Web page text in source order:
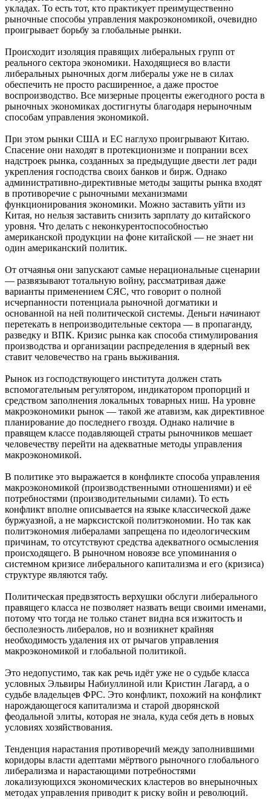
укладах. То есть тот, кто практикует преимущественно
рыночные способы управления макроэкономикой, очевидно
проигрывает борьбу за глобальные рынки.
Происходит изоляция правящих либеральных групп от
реального сектора экономики. Находящиеся во власти
либеральных рыночных догм либералы уже не в силах
обеспечить не просто расширенное, а даже простое
воспроизводство. Все мизерные проценты ежегодного роста в
рыночных экономиках достигнуты благодаря нерыночным
способам управления экономикой.
При этом рынки США и ЕС наглухо проигрывают Китаю.
Спасение они находят в протекционизме и попрании всех
надстроек рынка, созданных за предыдущие двести лет ради
укрепления господства своих банков и бирж. Однако
административно-директивные методы защиты рынка входят
в противоречие с рыночными механизмами
функционирования экономики. Можно заставить уйти из
Китая, но нельзя заставить снизить зарплату до китайского
уровня. Что делать с неконкурентоспособностью
американской продукции на фоне китайской — не знает ни
один американский политик.
От отчаянья они запускают самые нерациональные сценарии
— развязывают тотальную войну, рассматривая даже
варианты применением СЯС, что говорит о полной
исчерпанности потенциала рыночной догматики и
основанной на ней политической системы. Деньги начинают
перетекать в непроизводительные сектора — в пропаганду,
разведку и ВПК. Кризис рынка как способа стимулирования
производства и организации распределения в ядерный век
ставит человечество на грань выживания.
Рынок из господствующего института должен стать
вспомогательным регулятором, индикатором пропорций и
средством заполнения локальных товарных ниш. На уровне
макроэкономики рынок — такой же атавизм, как директивное
планирование до последнего гвоздя. Однако наличие в
правящем классе подавляющей страты рыночников мешает
человечеству перейти на адекватные методы управления
макроэкономикой.
В политике это выражается в конфликте способа управления
макроэкономикой (производственными отношениями) и её
потребностями (производительными силами). То есть
конфликт вполне описывается на языке классической даже
буржуазной, а не марксистской политэкономии. Но так как
политэкономия либералами запрещена по идеологическим
причинам, то отсутствуют средства адекватного осмысления
происходящего. В рыночном новоязе все упоминания о
системном кризисе либерального капитализма и его (кризиса)
структуре являются табу.
Политическая предвзятость верхушки обслуги либерального
правящего класса не позволяет назвать вещи своими именами,
потому что тогда не только станет видна вся изжитость и
бесполезность либералов, но и возникнет крайняя
необходимость удаления их от рычагов управления
макроэкономикой и глобальной политикой.
Это недопустимо, так как речь идёт уже не о судьбе класса
условных Эльвиры Набиуллиной или Кристин Лагард, а о
судьбе владельцев ФРС. Это конфликт, похожий на конфликт
нарождающегося капитализма и старой дворянской
феодальной элиты, которая не знала, куда себя деть в новых
условиях хозяйствования.
Тенденция нарастания противоречий между заполнившими
коридоры власти адептами мёртвого рыночного глобального
либерализма и нарастающими потребностями
локализующихся экономических кластеров во внерыночных
методах управления приводит к риску войн и революций.